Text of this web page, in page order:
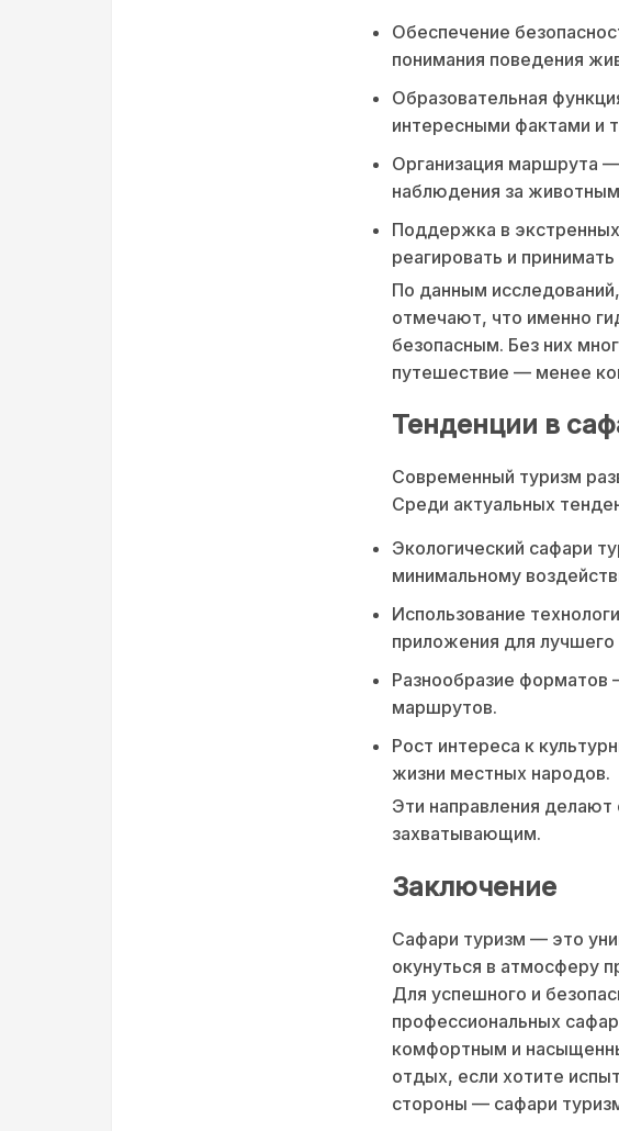
Обеспечение
понимания поведения
Образовательная
интересными фактами и
Организация маршрута
наблюдения за
Поддержка в
реагировать и
По данным
отмечают, что именно
безопасным. Без них
путешествие — менее
Тенденции в
Современный туризм
Среди актуальных
Экологический сафари
минимальному
Использование
приложения для
Разнообразие
маршрутов.
Рост интереса к
жизни местных народов.
Эти направления
захватывающим.
Заключение
Сафари туризм — это
окунуться в атмосферу
Для успешного и
профессиональных
комфортным и
отдых, если хотите
стороны — сафари